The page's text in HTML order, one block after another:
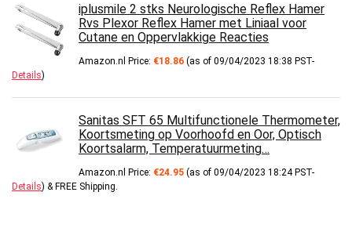
iplusmile 2 stks Neurologische Reflex Hamer
Rvs Plexor Reflex Hamer met Liniaal voor
Cutane en Oppervlakkige Reacties
Amazon.nl Price: €18.86 (as of 09/04/2023 18:38 PST-
Details)
Sanitas SFT 65 Multifunctionele Thermometer,
Koortsmeting op Voorhoofd en Oor, Optisch
Koortsalarm, Temperatuurmeting…
Amazon.nl Price: €24.95 (as of 09/04/2023 18:24 PST-
Details) & FREE Shipping